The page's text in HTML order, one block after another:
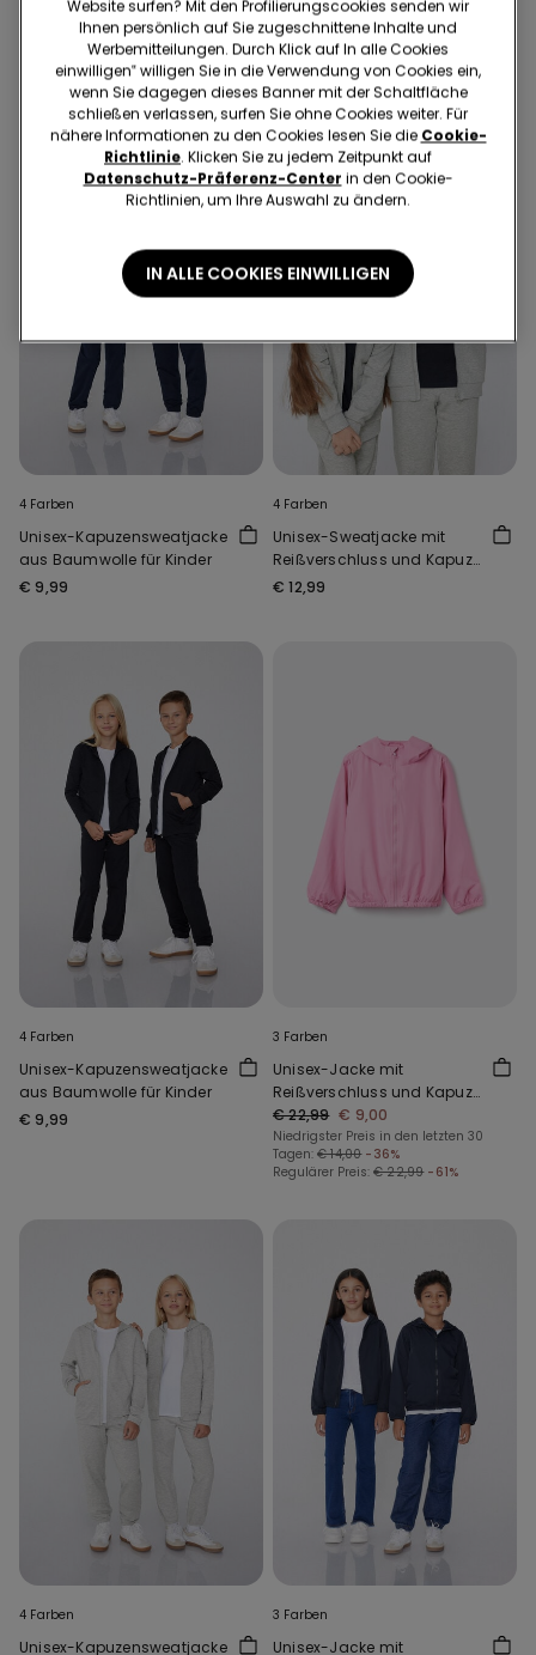
Reißverschluss und Kapuze
für Kinder
Reißverschluss und Kapuze
für Kinder
€ 12,99
4 Farben
Unisex-Kapuzensweatjacke
aus Baumwolle für Kinder
€ 9,99
4 Farben
Unisex-Sweatjacke mit
Reißverschluss und Kapuze
für Kinder
€ 12,99
4 Farben
Unisex-Kapuzensweatjacke
aus Baumwolle für Kinder
€ 9,99
3 Farben
Unisex-Jacke mit
Reißverschluss und Kapuze
aus Funktionsgewebe für
Kinder
€ 22,99 € 9,00
Niedrigster Preis in den letzten 30
Tagen: € 14,00 -36%
Regulärer Preis: € 22,99 -61%
4 Farben
Unisex-Kapuzensweatjacke
3 Farben
Unisex-Jacke mit
Website surfen? Mit den Profilierungscookies senden wir
Ihnen persönlich auf Sie zugeschnittene Inhalte und
Werbemitteilungen. Durch Klick auf In alle Cookies
einwilligen‟ willigen Sie in die Verwendung von Cookies ein,
wenn Sie dagegen dieses Banner mit der Schaltfläche
schließen verlassen, surfen Sie ohne Cookies weiter. Für
nähere Informationen zu den Cookies lesen Sie die Cookie-
Richtlinie. Klicken Sie zu jedem Zeitpunkt auf
Datenschutz-Präferenz-Center in den Cookie-
Richtlinien, um Ihre Auswahl zu ändern.
IN ALLE COOKIES EINWILLIGEN